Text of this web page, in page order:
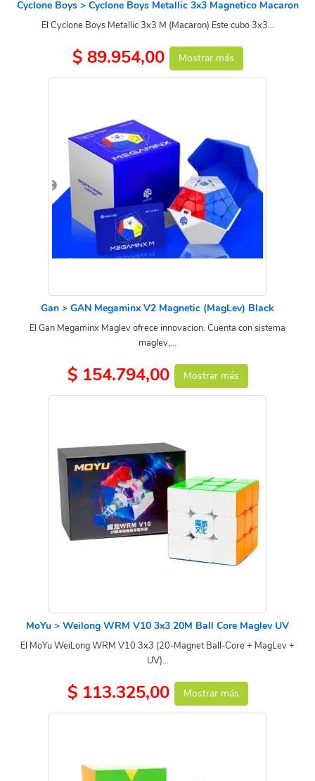
Cyclone Boys > Cyclone Boys Metallic 3x3 Magnetico Macaron
El Cyclone Boys Metallic 3x3 M (Macaron) Este cubo 3x3...
$ 89.954,00 Mostrar más
Gan > GAN Megaminx V2 Magnetic (MagLev) Black
El Gan Megaminx Maglev ofrece innovacion. Cuenta con sistema
maglev,...
$ 154.794,00 Mostrar más
MoYu > Weilong WRM V10 3x3 20M Ball Core Maglev UV
El MoYu WeiLong WRM V10 3x3 (20-Magnet Ball-Core + MagLev +
UV)...
$ 113.325,00 Mostrar más